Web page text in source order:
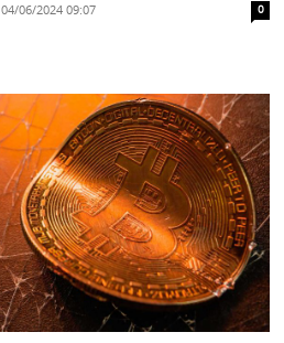
04/06/2024 09:07 0